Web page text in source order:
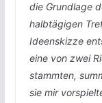
die Grundlage
halbtägigen
Ideenskizze
eine von zwei
stammten,
sie mir